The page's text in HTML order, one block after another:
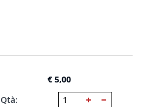
€ 5,00
Qtà: